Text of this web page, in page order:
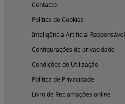
Contacto
Política de Cookies
Inteligência Artificial Responsável
Configurações de privacidade
Condições de Utilização
Política de Privacidade
Livro de Reclamações online